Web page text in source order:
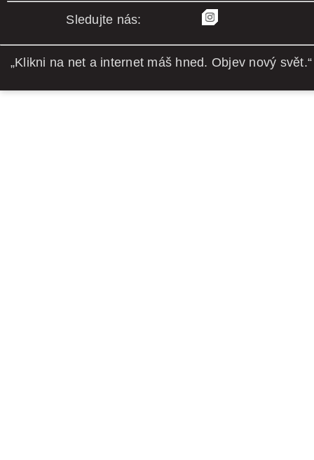
Sledujte nás:
„Klikni na net a internet máš hned. Objev nový svět.“